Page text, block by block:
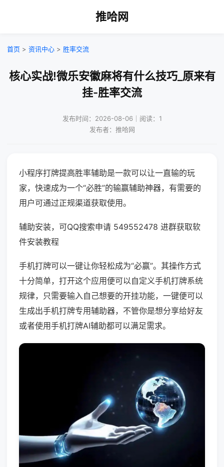
推哈网
首页 > 资讯中心 > 胜率交流
核心实战!微乐安徽麻将有什么技巧_原来有
挂-胜率交流
发布时间：2026-08-06｜阅读：1
发布者：推哈网
小程序打牌提高胜率辅助是一款可以让一直输的玩
家，快速成为一个“必胜”的输赢辅助神器，有需要的
用户可通过正规渠道获取使用。
辅助安装，可QQ搜索申请 549552478 进群获取软
件安装教程
手机打牌可以一键让你轻松成为“必赢”。其操作方式
十分简单，打开这个应用便可以自定义手机打牌系统
规律，只需要输入自己想要的开挂功能，一键便可以
生成出手机打牌专用辅助器，不管你是想分享给好友
或者使用手机打牌AI辅助都可以满足需求。